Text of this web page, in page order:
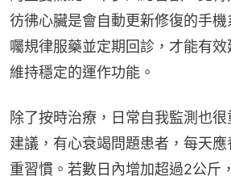
彷彿心臟是會自動更新修復的手
囑規律服藥並定期回診，才能有
維持穩定的運作功能。
除了按時治療，日常自我監測也
建議，有心衰竭問題患者，每天
重習慣。若數日內增加超過2公斤